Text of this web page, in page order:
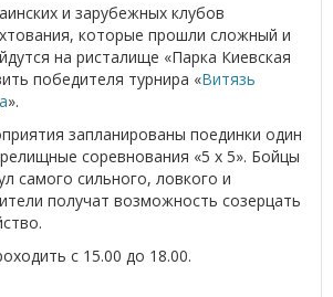
и зарубежных клубов
которые прошли сложный и
на ристалище «Парка Киевская
победителя турнира «Витязь
».
запланированы поединки один
соревнования «5 х 5». Бойцы
самого сильного, ловкого и
получат возможность созерцать
с 15.00 до 18.00.